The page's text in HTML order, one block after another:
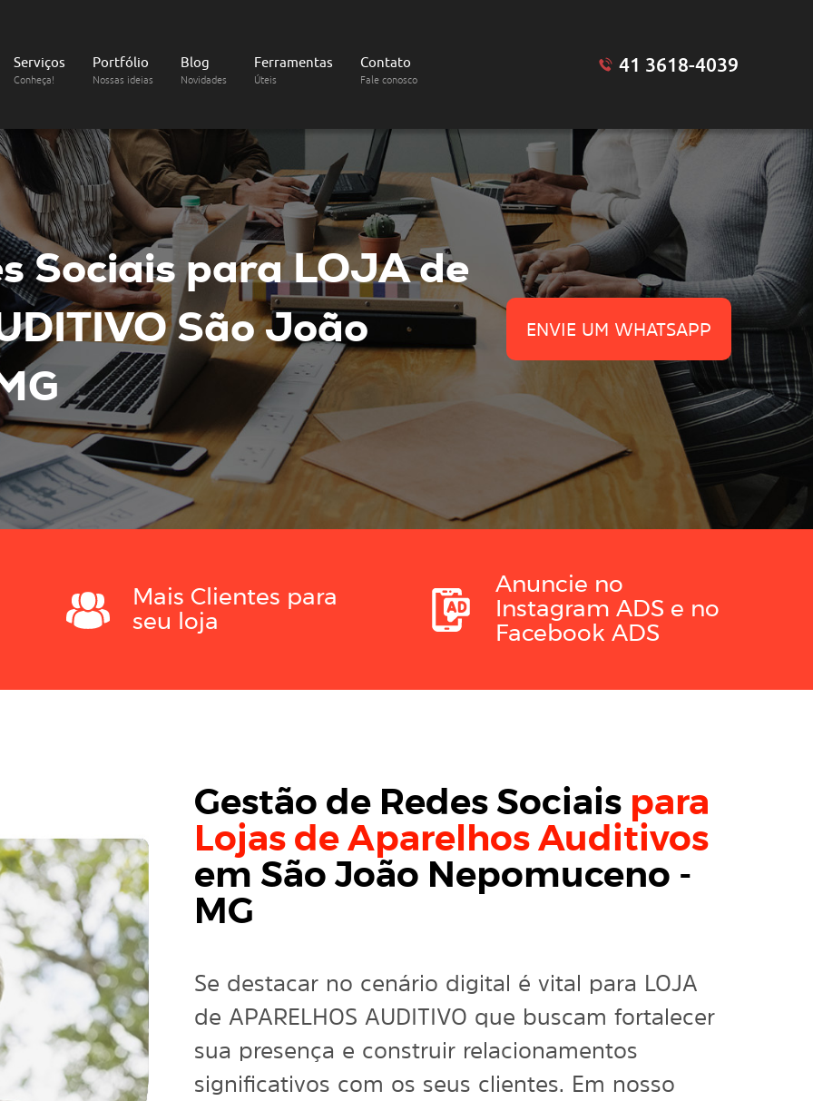
Serviços
Conheça!
Portfólio
Nossas ideias
Blog
Novidades
Ferramentas
Úteis
Contato
Fale conosco
41 3618-4039
Sociaispara LOJA de
São João
ENVIE UM WHATSAPP
Mais Clientes para
seu loja
Anuncie no
Instagram ADS e no
Facebook ADS
Gestão de Redes Sociais para
Lojas de Aparelhos Auditivos
em São João Nepomuceno -
MG
Se destacar no cenário digital é vital para LOJA
de APARELHOS AUDITIVO que buscam fortalecer
sua presença e construir relacionamentos
significativos com os seus clientes. Em nosso